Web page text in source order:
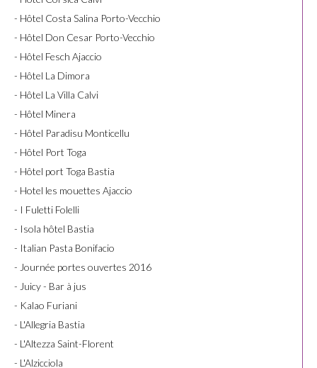
- Hôtel Costa Salina Porto-Vecchio
- Hôtel Don Cesar Porto-Vecchio
- Hôtel Fesch Ajaccio
- Hôtel La Dimora
- Hôtel La Villa Calvi
- Hôtel Minera
- Hôtel Paradisu Monticellu
- Hôtel Port Toga
- Hôtel port Toga Bastia
- Hotel les mouettes Ajaccio
- I Fuletti Folelli
- Isola hôtel Bastia
- Italian Pasta Bonifacio
- Journée portes ouvertes 2016
- Juicy - Bar à jus
- Kalao Furiani
- L'Allegria Bastia
- L'Altezza Saint-Florent
- L'Alzicciola